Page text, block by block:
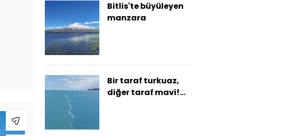
Bitlis'te büyüleyen
manzara
Bir taraf turkuaz,
diğer taraf mavi!